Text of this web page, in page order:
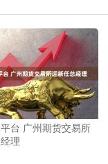
台 广州期货交易所
理